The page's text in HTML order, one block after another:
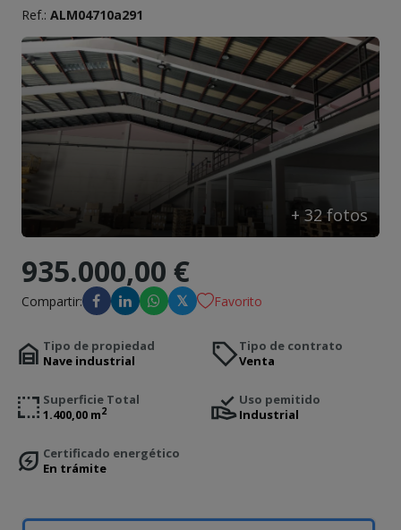
Contacto
Ref.: ALM04710a291
+ 32 fotos
935.000,00 €
Compartir: 𝕏 Favorito
Tipo de propiedad
Nave industrial
Tipo de contrato
Venta
Superficie Total
1.400,00 m2
Uso pemitido
Industrial
Certificado energético
En trámite